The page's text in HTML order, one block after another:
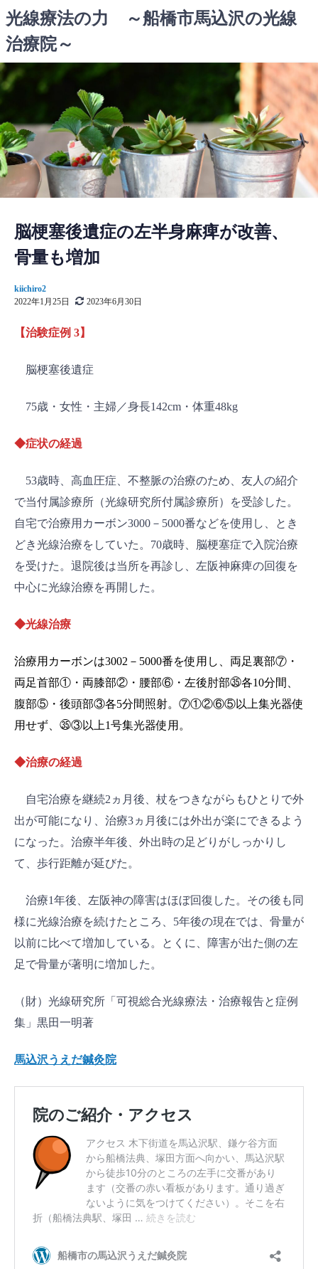
ン
テ
ツ
へ
キ
ッ
プ
光線療法の力 ～船橋市馬込沢の光線
治療院～
脳梗塞後遺症の左半身麻痺が改善、
骨量も増加
kiichiro2
2022年1月25日
2023年6月30日
【治験症例 3】
脳梗塞後遺症
75歳・女性・主婦／身長142cm・体重48kg
◆症状の経過
53歳時、高血圧症、不整脈の治療のため、友人の紹介
で当付属診療所（光線研究所付属診療所）を受診した。
自宅で治療用カーボン3000－5000番などを使用し、とき
どき光線治療をしていた。70歳時、脳梗塞症で入院治療
を受けた。退院後は当所を再診し、左阪神麻痺の回復を
中心に光線治療を再開した。
◆光線治療
治療用カーボンは3002－5000番を使用し、両足裏部⑦・
両足首部①・両膝部②・腰部⑥・左後肘部㉟各10分間、
腹部⑤・後頭部③各5分間照射。⑦①②⑥⑤以上集光器使
用せず、㉟③以上1号集光器使用。
◆治療の経過
自宅治療を継続2ヵ月後、杖をつきながらもひとりで外
出が可能になり、治療3ヵ月後には外出が楽にできるよう
になった。治療半年後、外出時の足どりがしっかりし
て、歩行距離が延びた。
治療1年後、左阪神の障害はほぼ回復した。その後も同
様に光線治療を続けたところ、5年後の現在では、骨量が
以前に比べて増加している。とくに、障害が出た側の左
足で骨量が著明に増加した。
（財）光線研究所「可視総合光線療法・治療報告と症例
集」黒田一明著
馬込沢うえだ鍼灸院